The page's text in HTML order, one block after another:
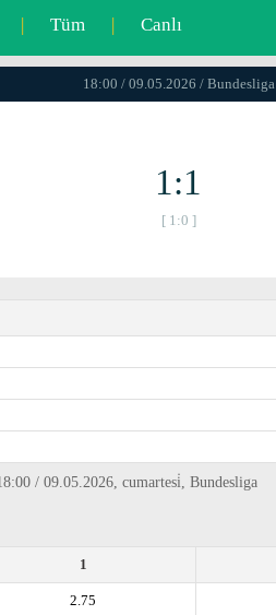
| Tüm | Canlı
18:00 / 09.05.2026 / Bundesliga
1:1
[ 1:0 ]
/ 09.05.2026, cumartesi̇, Bundesliga
1
2.75